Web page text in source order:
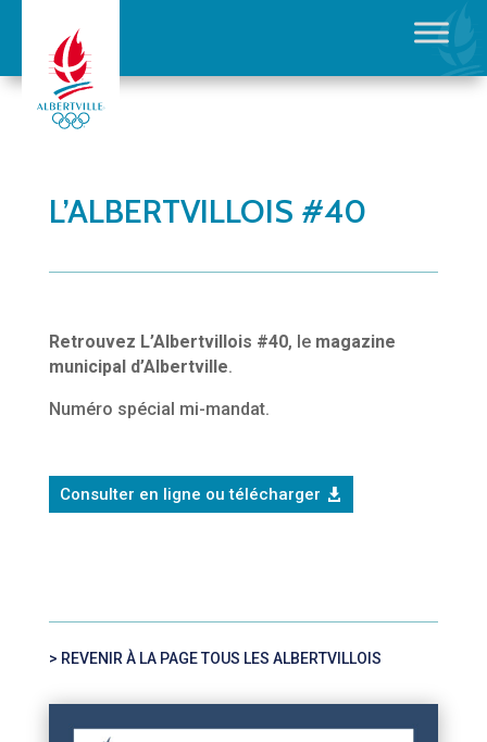
L’ALBERTVILLOIS #40
Retrouvez L’Albertvillois #40, le magazine
municipal d’Albertville.
Numéro spécial mi-mandat.
Consulter en ligne ou télécharger
> REVENIR À LA PAGE TOUS LES ALBERTVILLOIS